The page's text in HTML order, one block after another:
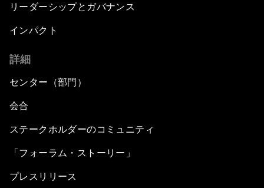
リーダーシップとガバナンス
インパクト
詳細
センター（部門）
会合
ステークホルダーのコミュニティ
「フォーラム・ストーリー」
プレスリリース